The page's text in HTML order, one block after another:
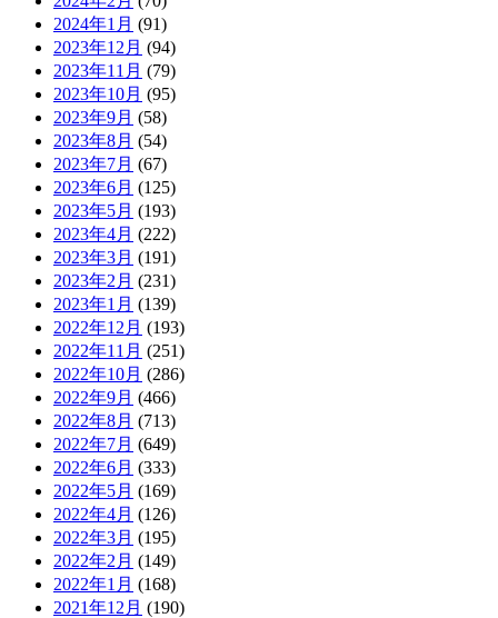
2024年1月 (91)
2023年12月 (94)
2023年11月 (79)
2023年10月 (95)
2023年9月 (58)
2023年8月 (54)
2023年7月 (67)
2023年6月 (125)
2023年5月 (193)
2023年4月 (222)
2023年3月 (191)
2023年2月 (231)
2023年1月 (139)
2022年12月 (193)
2022年11月 (251)
2022年10月 (286)
2022年9月 (466)
2022年8月 (713)
2022年7月 (649)
2022年6月 (333)
2022年5月 (169)
2022年4月 (126)
2022年3月 (195)
2022年2月 (149)
2022年1月 (168)
2021年12月 (190)